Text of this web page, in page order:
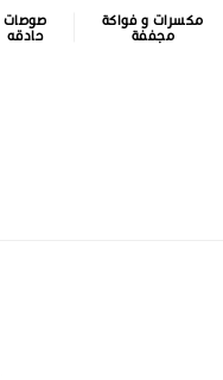
مكسرات و فواكة
مجففة
صوصات
حادقه